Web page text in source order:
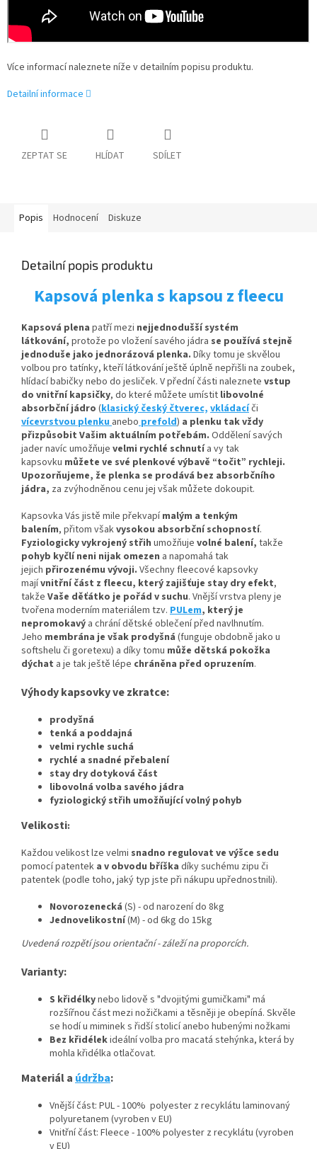
Více informací naleznete níže v detailním popisu produktu.
Detailní informace
ZEPTAT SE HLÍDAT SDÍLET
Popis Hodnocení Diskuze
Detailní popis produktu
Kapsová plenka s kapsou z fleecu
Kapsová plena patří mezi nejjednodušší systém
látkování, protože po vložení savého jádra se používá stejně
jednoduše jako jednorázová plenka. Díky tomu je skvělou
volbou pro tatínky, kteří látkování ještě úplně nepřišli na zoubek,
hlídací babičky nebo do jesliček. V přední části naleznete vstup
do vnitřní kapsičky, do které můžete umístit libovolné
absorbčníjádro (klasický český čtverec, vkládacíči
vícevrstvou plenkuaneboprefold) a plenku tak vždy
přizpůsobit Vašim aktuálním potřebám. Oddělení savých
jader navíc umožňuje velmi rychlé schnutía vy tak
kapsovku můžete ve své plenkové výbavě “točit” rychleji.
Upozorňujeme, že plenka se prodává bez absorbčního
jádra, za zvýhodněnou cenu jej však můžete dokoupit.
Kapsovka Vás jistě mile překvapímalým a tenkým
balením, přitom všakvysokou absorbční schopností.
Fyziologicky vykrojený střih umožňuje volné balení, takže
pohyb kyčlí neni nijak omezen a napomahá tak
jejich přirozenému vývoji. Všechny fleecové kapsovky
majívnitřní část z fleecu, který zajišťuje stay dry efekt,
takže Vaše děťátko je pořád v suchu. Vnější vrstva pleny je
tvořena moderním materiálem tzv. PULem, který je
nepromokavý a chrání dětské oblečení před navlhnutím.
Jeho membrána je však prodyšná (funguje obdobně jako u
softshelu či goretexu) a díky tomu může dětská pokožka
dýchat a je tak ještě lépe chráněna před opruzením.
Výhody kapsovky ve zkratce:
prodyšná
tenká a poddajná
velmi rychle suchá
rychlé a snadné přebalení
stay dry dotyková část
libovolná volba savého jádra
fyziologický střih umožňující volný pohyb
Velikosti:
Každou velikost lze velmi snadno regulovat ve výšce sedu
pomocí patentek a v obvodu bříška díky suchému zipu či
patentek (podle toho, jaký typ jste při nákupu upřednostnili).
Novorozenecká (S) - od narození do 8kg
Jednovelikostní(M) - od 6kg do 15kg
Uvedená rozpětí jsou orientační - záleží na proporcích.
Varianty:
S křidélkynebo lidově s "dvojitými gumičkami" má
rozšířnou část mezi nožičkami a těsněji je obepíná. Skvěle
se hodí u miminek s řidší stolicí anebo hubenými nožkami
Bez křidélekideální volba pro macatá stehýnka, která by
mohla křidélka otlačovat.
Materiál a údržba:
Vnější část: PUL - 100% polyester z recyklátu laminovaný
polyuretanem (vyroben v EU)
Vnitřní část: Fleece - 100% polyester z recyklátu (vyroben